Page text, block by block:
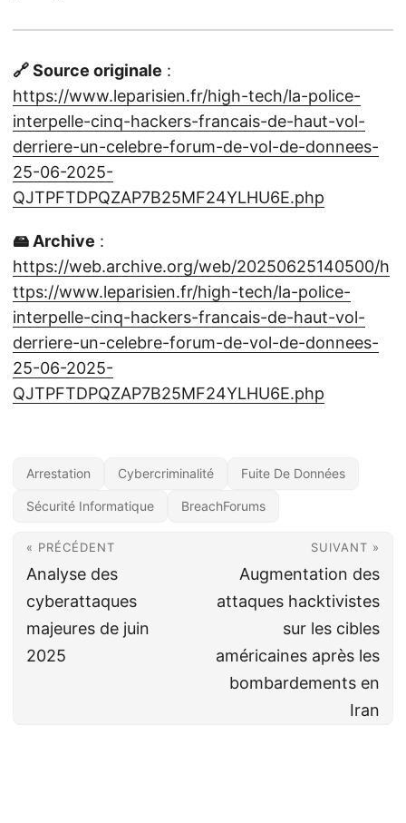
🔗 Source originale :
https://www.leparisien.fr/high-tech/la-police-
interpelle-cinq-hackers-francais-de-haut-vol-
derriere-un-celebre-forum-de-vol-de-donnees-
25-06-2025-
QJTPFTDPQZAP7B25MF24YLHU6E.php
🖴 Archive :
https://web.archive.org/web/20250625140500/h
ttps://www.leparisien.fr/high-tech/la-police-
interpelle-cinq-hackers-francais-de-haut-vol-
derriere-un-celebre-forum-de-vol-de-donnees-
25-06-2025-
QJTPFTDPQZAP7B25MF24YLHU6E.php
Arrestation Cybercriminalité Fuite De Données
Sécurité Informatique BreachForums
« PRÉCÉDENT
Analyse des
cyberattaques
majeures de juin
2025
SUIVANT »
Augmentation des
attaques hacktivistes
sur les cibles
américaines après les
bombardements en
Iran